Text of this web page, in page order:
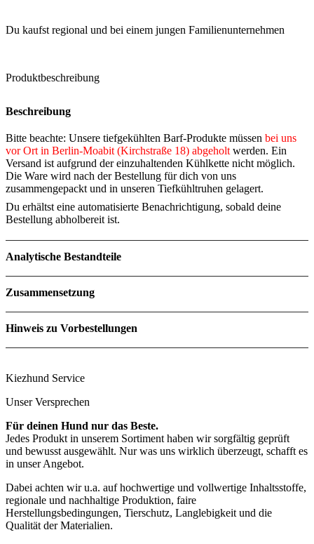
Du kaufst regional und bei einem jungen Familienunternehmen
Produktbeschreibung
Beschreibung
Bitte beachte: Unsere tiefgekühlten Barf-Produkte müssen bei uns
vor Ort in Berlin-Moabit (Kirchstraße 18) abgeholt werden. Ein
Versand ist aufgrund der einzuhaltenden Kühlkette nicht möglich.
Die Ware wird nach der Bestellung für dich von uns
zusammengepackt und in unseren Tiefkühltruhen gelagert.
Du erhältst eine automatisierte Benachrichtigung, sobald deine
Bestellung abholbereit ist.
Analytische Bestandteile
Rohfett
Rohasche
1,5 %
Feuchte
Zusammensetzung
Hinweis zu Vorbestellungen
Kiezhund Service
Unser Versprechen
Für deinen Hund nur das Beste.
Jedes Produkt in unserem Sortiment haben wir sorgfältig geprüft
und bewusst ausgewählt. Nur was uns wirklich überzeugt, schafft es
in unser Angebot.
Dabei achten wir u.a. auf hochwertige und vollwertige Inhaltsstoffe,
regionale und nachhaltige Produktion, faire
Herstellungsbedingungen, Tierschutz, Langlebigkeit und die
Qualität der Materialien.